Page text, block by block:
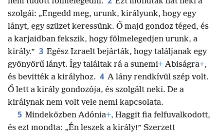
szolgái: „Engedd meg, urunk, királyunk, hogy egy
lányt, egy szüzet keressünk. Ő majd gondoz téged, és
a karjaidban fekszik, hogy fölmelegedjen urunk, a
király.” 3 Egész Izraelt bejárták, hogy találjanak egy
gyönyörű lányt. Így találtak rá a sunemi+ Abiságra+,
és bevitték a királyhoz. 4 A lány rendkívül szép volt.
Ő lett a király gondozója, és szolgált neki. De a
királynak nem volt vele nemi kapcsolata.
5 Mindeközben Adónia+, Haggit fia felfuvalkodott,
és ezt mondta: „Én leszek a király!” Szerzett